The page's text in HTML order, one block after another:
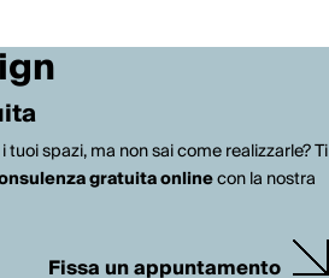
spazi, ma non sai come realizzarle? Ti
gratuita onlinecon la nostra
Fissa un appuntamento